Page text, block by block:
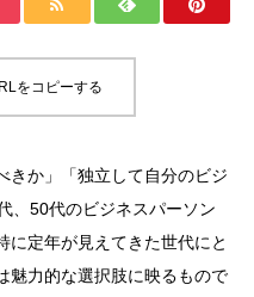
をコピーする
きか」「独立して自分のビジ
、50代のビジネスパーソン
に定年が見えてきた世代にと
魅力的な選択肢に映るもので